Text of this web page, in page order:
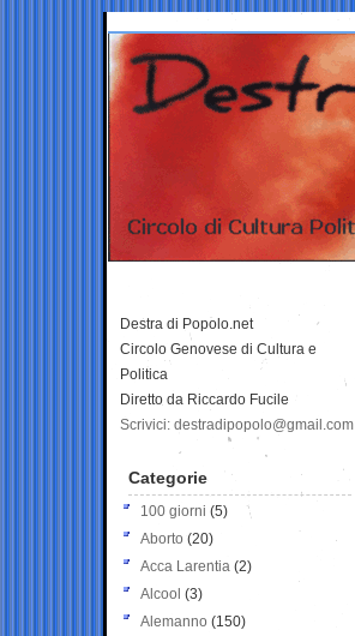
Destra di Popolo.net
Circolo Genovese di Cultura e
Politica
Diretto da Riccardo Fucile
Scrivici: destradipopolo@gmail.com
Categorie
100 giorni (5)
Aborto (20)
Acca Larentia (2)
Alcool (3)
Alemanno (150)